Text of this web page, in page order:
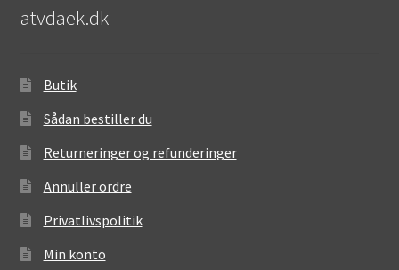
atvdaek.dk
Butik
Sådan bestiller du
Returneringer og refunderinger
Annuller ordre
Privatlivspolitik
Min konto